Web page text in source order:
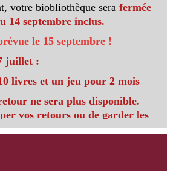
votre biobliothèque sera fermée
14 septembre inclus.
le 15 septembre !
juillet :
livres et un jeu pour 2 mois
ne sera plus disponible.
vos retours ou de garder les
la réouverture.